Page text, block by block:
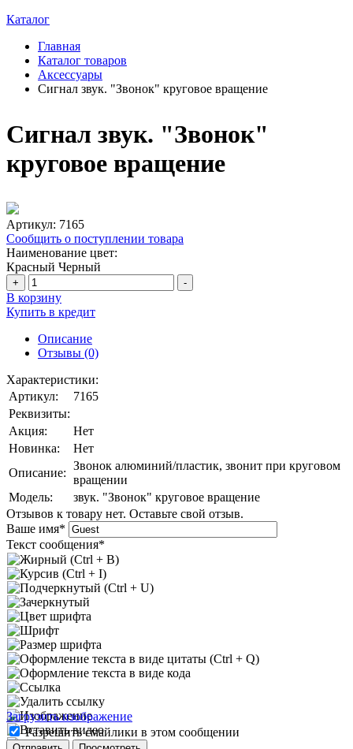
Каталог
Главная
Каталог товаров
Аксессуары
Сигнал звук. "Звонок" круговое вращение
Сигнал звук. "Звонок"
круговое вращение
Артикул: 7165
Сообщить о поступлении товара
Наименование цвет:
Красный Черный
+ -
В корзину
Купить в кредит
Описание
Отзывы (0)
Характеристики:
Артикул:
7165
Реквизиты:
Акция:
Нет
Новинка:
Нет
Описание:
Звонок алюминий/пластик, звонит при круговом
вращении
Модель:
звук. "Звонок" круговое вращение
Отзывов к товару нет. Оставьте свой отзыв.
Ваше имя*
Текст сообщения*
Загрузить изображение
Разрешить смайлики в этом сообщении